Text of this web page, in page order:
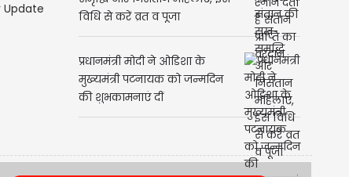
Update
Ahoi Ashtami: संतान की सुख-
समृद्धि और निसंतान महिलाएं, इस
प्रधानमंत्री मोदी ने ओडिशा के
मुख्यमंत्री पटनायक को जन्मदिन